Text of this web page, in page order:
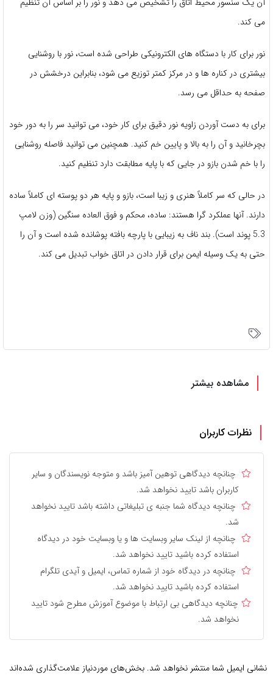
می کند.
نور برای کار با دستگاه های الکترونیکی طراحی شده است، نور با روشنایی
بیشتری در کناره ها و در مرکز کمتر توزیع می شود، بنابراین درخشش در
صفحه به حداقل می رسد.
برای به دست آوردن زاویه نور دقیق برای کار خود، می توانید سر را به دور خود
بچرخانید و آن را به بالا و پایین خم کنید. همچنین می توانید فاصله روشنایی
را با خم شدن بازو در جایی که با پایه مطابقت دارد تنظیم کنید.
در حالی که سر کاملاً هنری و زیبا است، بازو و پایه هر دو پوسته ای کاملاً ساده
دارند. آنها عملکرد گرا هستند: ساده، محکم و فوق العاده سنگین (وزن لامپ
5.3 پوند است). بند ناف به زیبایی با پارچه بافته پوشانده شده است و آن را
حتی به یک وسیله ایمن برای قرار دادن در اتاق خواب تبدیل می کند.
مشاهده بیشتر
نظرات کاربران
چنانچه دیدگاهی توهین آمیز باشد و متوجه نویسندگان و سایر
کاربران باشد تایید نخواهد شد.
چنانچه دیدگاه شما جنبه ی تبلیغاتی داشته باشد تایید نخواهد
شد.
چنانچه از لینک سایر وبسایت ها و یا وبسایت خود در دیدگاه
استفاده کرده باشید تایید نخواهد شد.
چنانچه در دیدگاه خود از شماره تماس، ایمیل و آیدی تلگرام
استفاده کرده باشید تایید نخواهد شد.
چنانچه دیدگاهی بی ارتباط با موضوع آموزش مطرح شود تایید
نخواهد شد.
نشانی ایمیل شما منتشر نخواهد شد. بخش‌های موردنیاز علامت‌گذاری شده‌اند